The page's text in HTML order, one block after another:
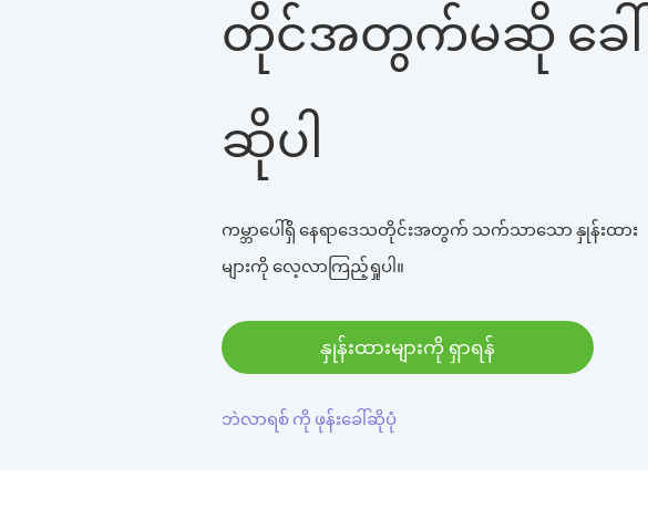
တိုင်အတွက်မဆို ခေါ်
ဆိုပါ
ကမ္ဘာပေါ်ရှိ နေရာဒေသတိုင်းအတွက် သက်သာသော နှုန်းထား
များကို လေ့လာကြည့်ရှုပါ။
နှုန်းထားများကို ရှာရန်
ဘဲလာရစ် ကို ဖုန်းခေါ်ဆိုပုံ